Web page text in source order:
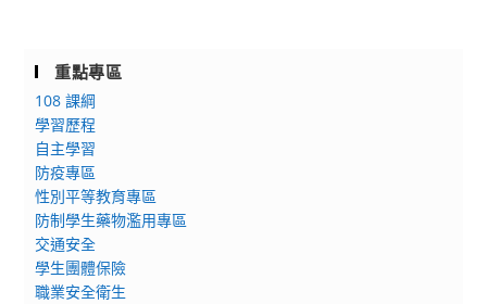
重點專區
108 課綱
學習歷程
自主學習
防疫專區
性別平等教育專區
防制學生藥物濫用專區
交通安全
學生團體保險
職業安全衛生